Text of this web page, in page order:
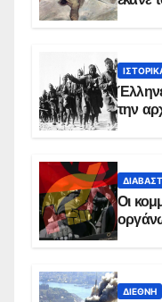
την
Οι
ΔΙΕΘΝΉ